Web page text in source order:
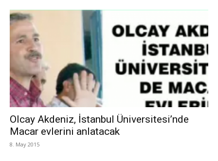
Olcay Akdeniz, İstanbul Üniversitesi’nde
Macar evlerini anlatacak
8. May 2015